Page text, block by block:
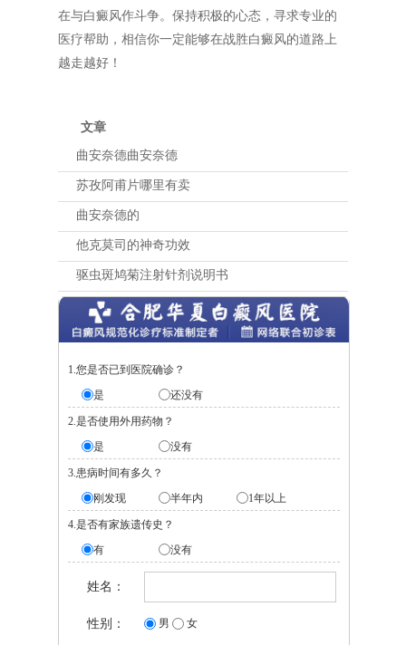
在与白癜风作斗争。保持积极的心态，寻求专业的
医疗帮助，相信你一定能够在战胜白癜风的道路上
越走越好！
文章
曲安奈德曲安奈德
苏孜阿甫片哪里有卖
曲安奈德的
他克莫司的神奇功效
驱虫斑鸠菊注射针剂说明书
1.您是否已到医院确诊？
是
还没有
2.是否使用外用药物？
是
没有
3.患病时间有多久？
刚发现
半年内 1年以上
4.是否有家族遗传史？
有
没有
姓名：
性别： 男 女